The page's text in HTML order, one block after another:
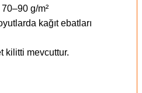
g/m²
kağıt ebatları
kilitti mevcuttur.